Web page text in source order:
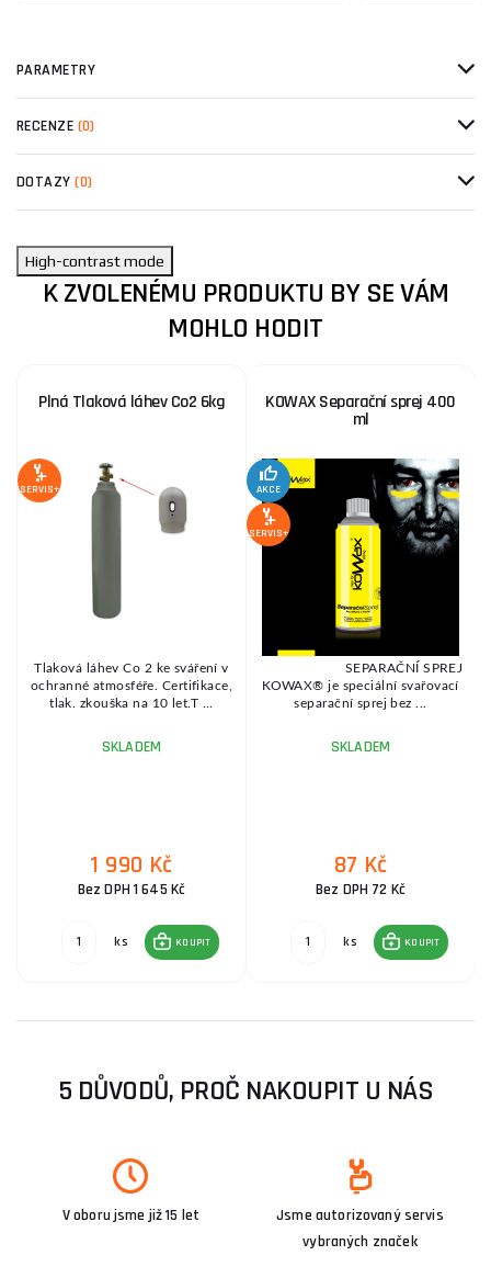
PARAMETRY
RECENZE (0)
DOTAZY(0)
High-contrast mode
K ZVOLENÉMU PRODUKTU BY SE VÁM
MOHLO HODIT
Plná Tlaková láhev Co2 6kg
SERVIS+
Tlaková láhev Co 2 ke sváření v
ochranné atmosféře. Certifikace,
tlak. zkouška na 10 let.T ...
SKLADEM
1 990 Kč
Bez DPH 1 645 Kč
ks KOUPIT
KOWAX Separační sprej 400
ml
AKCE
SERVIS+
SEPARAČNÍ SPREJ
KOWAX® je speciální svařovací
separační sprej bez ...
SKLADEM
87 Kč
Bez DPH 72 Kč
ks KOUPIT
5 DŮVODŮ, PROČ NAKOUPIT U NÁS
V oboru jsme již 15 let
Jsme autorizovaný servis
vybraných značek